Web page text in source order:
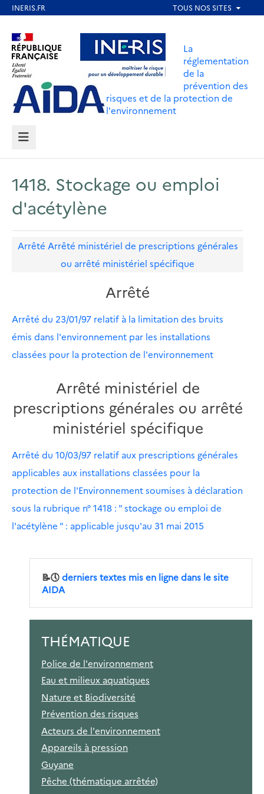
contenu
principal
Aller au contenu Aller au menu
Aller au pied de page
La
réglementation
de la
prévention des
risques et de la protection de
l'environnement
MENU
1418. Stockage ou emploi
d'acétylène
Arrêté Arrêté ministériel de prescriptions générales
ou arrêté ministériel spécifique
Arrêté
Arrêté du 23/01/97 relatif à la limitation des bruits
émis dans l'environnement par les installations
classées pour la protection de l'environnement
Arrêté ministériel de
prescriptions générales ou arrêté
ministériel spécifique
Arrêté du 10/03/97 relatif aux prescriptions générales
applicables aux installations classées pour la
protection de l'Environnement soumises à déclaration
sous la rubrique n° 1418 : " stockage ou emploi de
l'acétylène " : applicable jusqu'au 31 mai 2015
📝🕔derniers textes mis en ligne dans le site
AIDA
THÉMATIQUE
Police de l'environnement
Eau et milieux aquatiques
Nature et Biodiversité
Prévention des risques
Acteurs de l'environnement
Appareils à pression
Guyane
Pêche (thématique arrêtée)